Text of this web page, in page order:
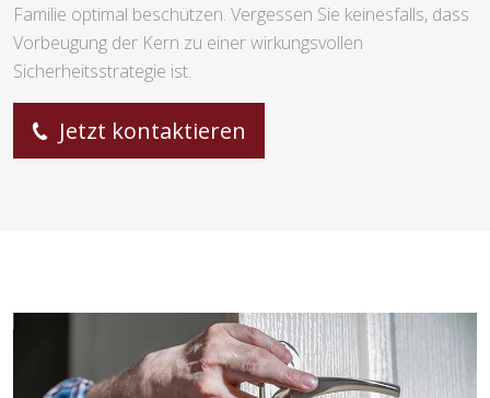
Familie optimal beschützen. Vergessen Sie keinesfalls, dass
Vorbeugung der Kern zu einer wirkungsvollen
Sicherheitsstrategie ist.
Jetzt kontaktieren